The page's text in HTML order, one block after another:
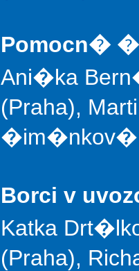
Pomocn�
Ani�ka
(Praha),
�im�nkov�
Borci v
Katka
(Praha),